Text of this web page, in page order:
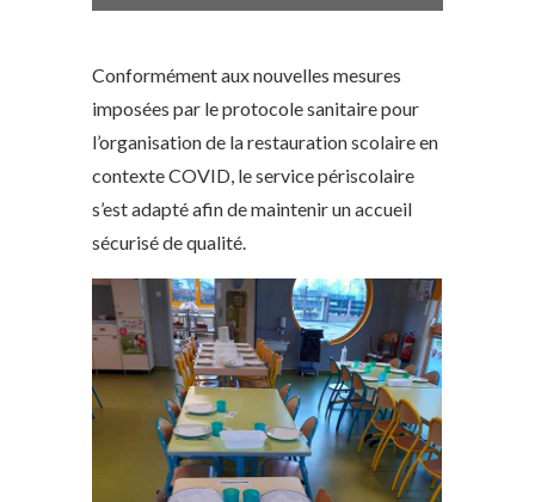
Conformément aux nouvelles mesures
imposées par le protocole sanitaire pour
l’organisation de la restauration scolaire en
contexte COVID, le service périscolaire
s’est adapté afin de maintenir un accueil
sécurisé de qualité.